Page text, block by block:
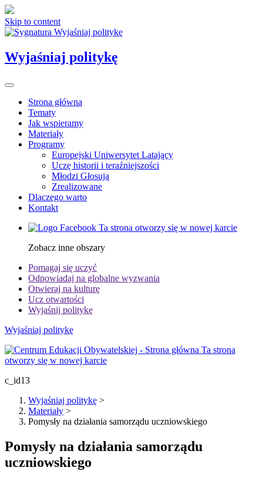
Skip to content
Wyjaśniaj politykę
Strona główna
Tematy
Jak wspieramy
Materiały
Programy
Europejski Uniwersytet Latający
Uczę historii i teraźniejszości
Młodzi Głosują
Zrealizowane
Dlaczego warto
Kontakt
Ta strona otworzy się w nowej karcie
Zobacz inne obszary
Pomagaj się uczyć
Odpowiadaj na globalne wyzwania
Otwieraj na kulturę
Ucz otwartości
Wyjaśnij politykę
Wyjaśniaj politykę
Ta strona
otworzy się w nowej karcie
c_id13
Wyjaśniaj politykę >
Materiały >
Pomysły na działania samorządu uczniowskiego
Pomysły na działania samorządu
uczniowskiego